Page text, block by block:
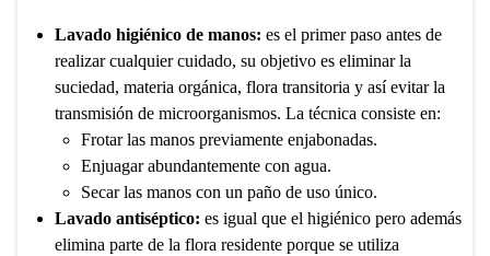
Lavado higiénico de manos: es el primer paso antes de
realizar cualquier cuidado, su objetivo es eliminar la
suciedad, materia orgánica, flora transitoria y así evitar la
transmisión de microorganismos. La técnica consiste en:
Frotar las manos previamente enjabonadas.
Enjuagar abundantemente con agua.
Secar las manos con un paño de uso único.
Lavado antiséptico: es igual que el higiénico pero además
elimina parte de la flora residente porque se utiliza